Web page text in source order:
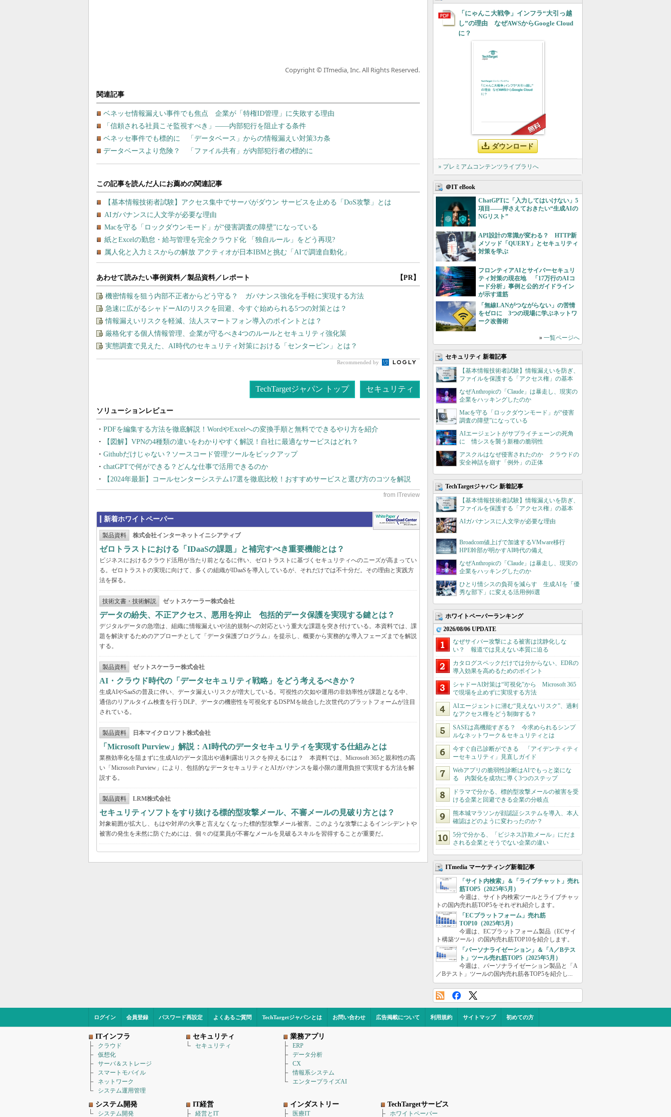
Copyright © ITmedia, Inc. All Rights Reserved.
関連記事
ベネッセ情報漏えい事件でも焦点 企業が「特権ID管理」に失敗する理由
「信頼される社員こそ監視すべき」――内部犯行を阻止する条件
ベネッセ事件でも標的に 「データベース」からの情報漏えい対策3カ条
データベースより危険？ 「ファイル共有」が内部犯行者の標的に
あわせて読みたい事例資料／製品資料／レポート 【PR】
機密情報を狙う内部不正者からどう守る？ ガバナンス強化を手軽に実現する方法
急速に広がるシャドーAIのリスクを回避、今すぐ始められる5つの対策とは？
情報漏えいリスクを軽減、法人スマートフォン導入のポイントとは？
厳格化する個人情報管理、企業が守るべき4つのルールとセキュリティ強化策
実態調査で見えた、AI時代のセキュリティ対策における「センターピン」とは？
Recommended by
TechTargetジャパン トップ セキュリティ
PDFを編集する方法を徹底解説！WordやExcelへの変換手順と無料でできるやり方を紹介
【図解】VPNの4種類の違いをわかりやすく解説！自社に最適なサービスはどれ？
Githubだけじゃない？ソースコード管理ツールをピックアップ
chatGPTで何ができる？どんな仕事で活用できるのか
【2024年最新】コールセンターシステム17選を徹底比較！おすすめサービスと選び方のコツを解説
新着ホワイトペーパー
製品資料 株式会社インターネットイニシアティブ
ゼロトラストにおける「IDaaSの課題」と補完すべき重要機能とは？
ビジネスにおけるクラウド活用が当たり前となるに伴い、ゼロトラストに基づくセキュリティへのニーズが高まってい
る。ゼロトラストの実現に向けて、多くの組織がIDaaSを導入しているが、それだけでは不十分だ。その理由と実践方
法を探る。
技術文書・技術解説 ゼットスケーラー株式会社
データの紛失、不正アクセス、悪用を抑止 包括的データ保護を実現する鍵とは？
デジタルデータの急増は、組織に情報漏えいや法的規制への対応という重大な課題を突き付けている。本資料では、課
題を解決するためのアプローチとして「データ保護プログラム」を提示し、概要から実務的な導入フェーズまでを解説
する。
製品資料 ゼットスケーラー株式会社
AI・クラウド時代の「データセキュリティ戦略」をどう考えるべきか？
生成AIやSaaSの普及に伴い、データ漏えいリスクが増大している。可視性の欠如や運用の非効率性が課題となる中、
通信のリアルタイム検査を行うDLP、データの機密性を可視化するDSPMを統合した次世代のプラットフォームが注目
されている。
製品資料 日本マイクロソフト株式会社
「Microsoft Purview」解説：AI時代のデータセキュリティを実現する仕組みとは
業務効率化を阻まずに生成AIのデータ流出や過剰露出リスクを抑えるには？ 本資料では、Microsoft 365と親和性の高
い「Microsoft Purview」により、包括的なデータセキュリティとAIガバナンスを最小限の運用負担で実現する方法を解
説する。
製品資料 LRM株式会社
セキュリティソフトをすり抜ける標的型攻撃メール、不審メールの見破り方とは？
対象範囲が拡大し、もはや対岸の火事と言えなくなった標的型攻撃メール被害。このような攻撃によるインシデントや
被害の発生を未然に防ぐためには、個々の従業員が不審なメールを見破るスキルを習得することが重要だ。
「にゃんこ大戦争」インフラ“大引っ越
し”の理由 なぜAWSからGoogle Cloud
に？
ダウンロード
» プレミアムコンテンツライブラリへ
＠IT eBook
ChatGPTに「入力してはいけない」5
項目――押さえておきたい“生成AIの
NGリスト”
API設計の常識が変わる？ HTTP新
メソッド「QUERY」とセキュリティ
対策を学ぶ
フロンティアAIとサイバーセキュリ
ティ対策の現在地 「17万行のAIコ
ード分析」事例と公的ガイドライン
が示す道筋
「無線LANがつながらない」の苦情
をゼロに 3つの現場に学ぶネットワ
ーク改善術
» 一覧ページへ
セキュリティ 新着記事
【基本情報技術者試験】情報漏えいを防ぎ、
ファイルを保護する「アクセス権」の基本
なぜAnthropicの「Claude」は暴走し、現実の
企業をハッキングしたのか
Macを守る「ロックダウンモード」が“侵害
調査の障壁”になっている
AIエージェントがサプライチェーンの死角
に 情シスを襲う新種の脆弱性
アスクルはなぜ侵害されたのか クラウドの
安全神話を崩す「例外」の正体
TechTargetジャパン 新着記事
【基本情報技術者試験】情報漏えいを防ぎ、
ファイルを保護する「アクセス権」の基本
AIガバナンスに人文学が必要な理由
Broadcom値上げで加速するVMware移行
HPE幹部が明かすAI時代の備え
なぜAnthropicの「Claude」は暴走し、現実の
企業をハッキングしたのか
ひとり情シスの負荷を減らす 生成AIを「優
秀な部下」に変える活用例6選
ホワイトペーパーランキング
2026/08/06 UPDATE
なぜサイバー攻撃による被害は沈静化しな
い？ 報道では見えない本質に迫る
カタログスペックだけでは分からない、EDRの
導入効果を高めるためのポイント
シャドーAI対策は“可視化”から Microsoft 365
で現場を止めずに実現する方法
AIエージェントに潜む“見えないリスク”、過剰
なアクセス権をどう制御する？
SASEは高機能すぎる？ 今求められるシンプ
ルなネットワーク＆セキュリティとは
今すぐ自己診断ができる 「アイデンティティ
ーセキュリティ」見直しガイド
Webアプリの脆弱性診断はAIでもっと楽にな
る 内製化を成功に導く3つのステップ
ドラマで分かる、標的型攻撃メールの被害を受
ける企業と回避できる企業の分岐点
熊本城マラソンが顔認証システムを導入、本人
確認はどのように変わったのか？
5分で分かる、「ビジネス詐欺メール」にだま
される企業とそうでない企業の違い
ITmedia マーケティング新着記事
「サイト内検索」＆「ライブチャット」売れ
筋TOP5（2025年5月）
今週は、サイト内検索ツールとライブチャッ
トの国内売れ筋TOP5をそれぞれ紹介します。
「ECプラットフォーム」売れ筋
TOP10（2025年5月）
今週は、ECプラットフォーム製品（ECサイ
ト構築ツール）の国内売れ筋TOP10を紹介します。
「パーソナライゼーション」＆「A／Bテス
ト」ツール売れ筋TOP5（2025年5月）
今週は、パーソナライゼーション製品と「A
／Bテスト」ツールの国内売れ筋各TOP5を紹介し...
ログイン 会員登録 パスワード再設定 よくあるご質問 TechTargetジャパンとは お問い合わせ 広告掲載について 利用規約 サイトマップ 初めての方
ITインフラ
クラウド
仮想化
サーバ＆ストレージ
スマートモバイル
ネットワーク
システム運用管理
セキュリティ
セキュリティ
業務アプリ
ERP
データ分析
CX
情報系システム
エンタープライズAI
システム開発
システム開発
IT経営
経営とIT
インダストリー
医療IT
TechTargetサービス
ホワイトペーパー